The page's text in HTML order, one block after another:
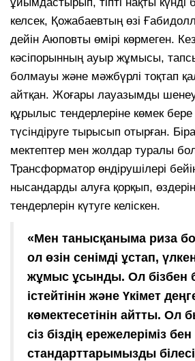
келсек, Қожабаевтың өзі
дейін Аюповты өмірі көрмеген.
кәсіпорынның ауыр жұмысы,
болмауы және мәжбүрлі тоқтап
айтқан. Жоғары лауазымды
құрылыс тендерлеріне көмек
түсіндіруге тырысып отырған.
мектептер мен жолдар туралы
Трансформатор өндірушілері
нысандарды алуға қорқып,
тендерлерін күтуге келіскен.
«Мен танысқаныма риза
ол өзін сенімді ұстап,
жұмыс ұсынды. Ол бізбен
істейтінін және Үкімет
көмектесетінін айтты. Ол
сіз біздің ережелеріміз бен
стандарттарымызды